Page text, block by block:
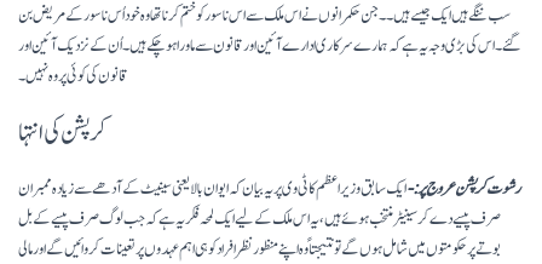
سب ننگے ہیں ایک جیسے ہیں۔۔ جن حکمرانوں نے اس ملک سے اس ناسور کو ختم کرنا تھا وہ خود اُس ناسور کے مریض بن
گئے۔ اس کی بڑی وجہ یہ ہے کہ ہمارے سرکاری ادارے آئین اور قانون سے ماورا ہو چکے ہیں۔ اُن کے نزدیک آئین اور
قانون کی کوئی پروہ نہیں۔
کرپشن کی انتہا
رشوت کرپشن عروج پر:-ایک سابق وزیراعظم کا ٹی وی پر یہ بیان کہ ایوان بالا یعنی سینیٹ کے آدھے سے زیادہ ممبران
صرف پیسے دے کر سینیٹر منتخب ہوئے ہیں، یہ اس ملک کےلیے ایک لمحہ فکریہ ہے کہ جب لوگ صرف پیسے کے بل
بوتے پر حکومتوں میں شامل ہوں گے تو نتیجتاً وہ اپنے منظور نظر افراد کو ہی اہم عہدوں پر تعینات کروائیں گے اور مالی